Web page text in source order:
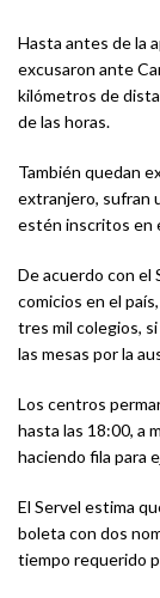
Hasta antes de la
excusaron ante
kilómetros de
de las horas.
También quedan
extranjero, sufran
estén inscritos en
De acuerdo con el
comicios en el
tres mil colegios,
las mesas por la
Los centros
hasta las 18:00, a
haciendo fila para
El Servel estima
boleta con dos
tiempo requerido